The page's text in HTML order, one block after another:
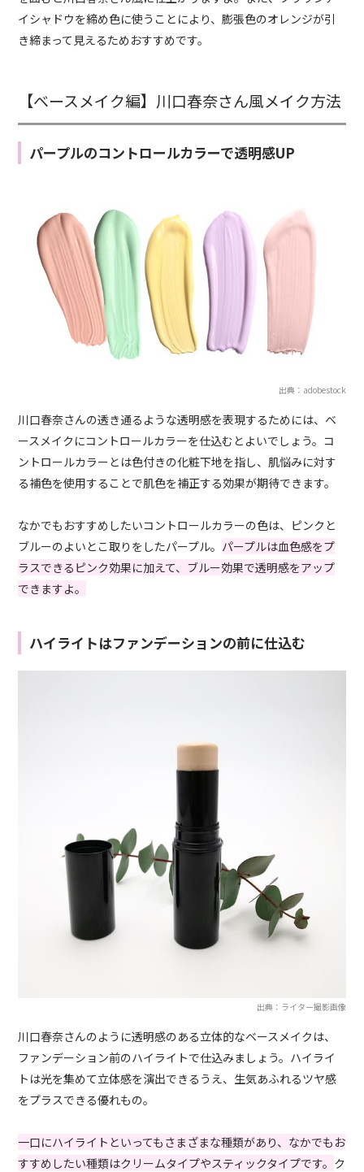
イシャドウを締め色に使うことにより、膨張色のオレンジが引
き締まって見えるためおすすめです。
【ベースメイク編】川口春奈さん風メイク方法
パープルのコントロールカラーで透明感UP
出典：adobestock
川口春奈さんの透き通るような透明感を表現するためには、ベ
ースメイクにコントロールカラーを仕込むとよいでしょう。コ
ントロールカラーとは色付きの化粧下地を指し、肌悩みに対す
る補色を使用することで肌色を補正する効果が期待できます。
なかでもおすすめしたいコントロールカラーの色は、ピンクと
ブルーのよいとこ取りをしたパープル。 パープルは血色感をプ
ラスできるピンク効果に加えて、ブルー効果で透明感をアップ
できますよ。
ハイライトはファンデーションの前に仕込む
出典：ライター撮影画像
川口春奈さんのように透明感のある立体的なベースメイクは、
ファンデーション前のハイライトで仕込みましょう。ハイライ
トは光を集めて立体感を演出できるうえ、生気あふれるツヤ感
をプラスできる優れもの。
一口にハイライトといってもさまざまな種類があり、なかでもお
すすめしたい種類はクリームタイプやスティックタイプです。 ク